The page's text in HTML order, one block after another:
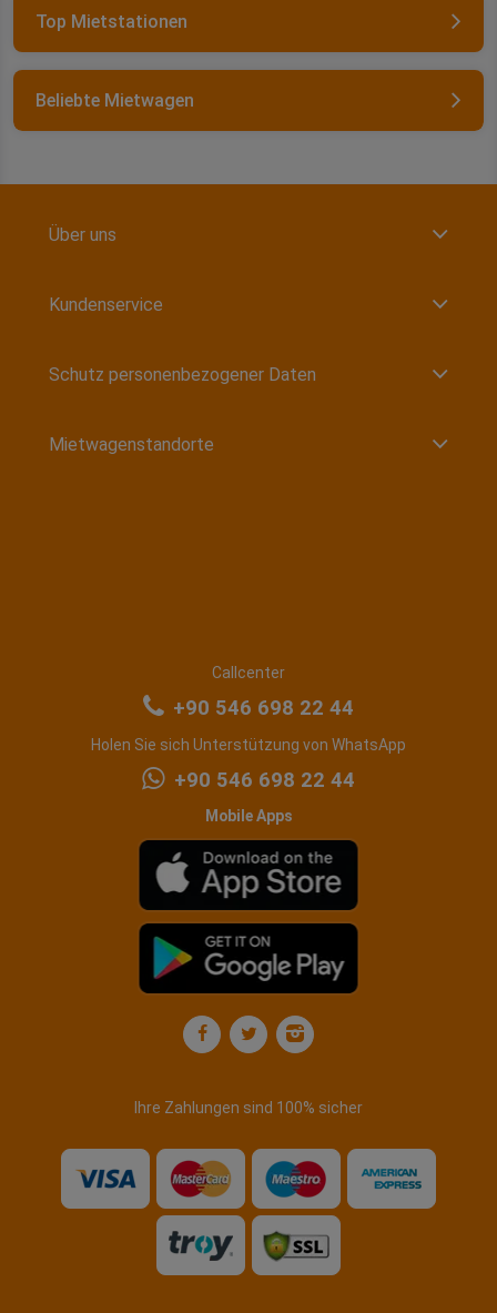
Top Mietstationen
Beliebte Mietwagen
Über uns
Kundenservice
Schutz personenbezogener Daten
Mietwagenstandorte
Callcenter
+90 546 698 22 44
Holen Sie sich Unterstützung von WhatsApp
+90 546 698 22 44
Mobile Apps
Ihre Zahlungen sind 100% sicher